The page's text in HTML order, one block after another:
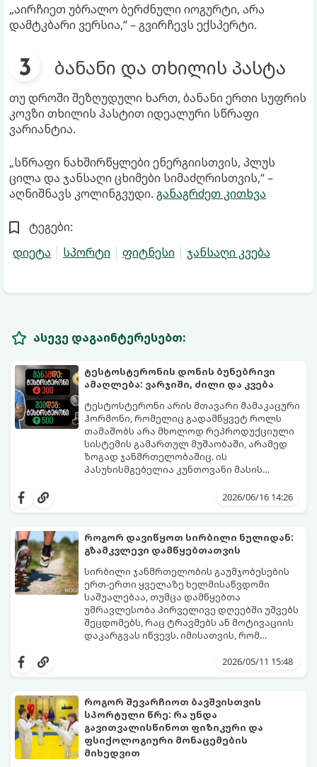
„აირჩიეთ უბრალო ბერძნული იოგურტი, არა
დამტკბარი ვერსია,“ – გვირჩევს ექსპერტი.
ბანანი და თხილის პასტა
თუ დროში შეზღუდული ხართ, ბანანი ერთი სუფრის
კოვზი თხილის პასტით იდეალური სწრაფი
ვარიანტია.
„სწრაფი ნახშირწყლები ენერგიისთვის, პლუს
ცილა და ჯანსაღი ცხიმები სიმაძღრისთვის,“ –
აღნიშნავს კოლინგვუდი. განაგრძეთ კითხვა
ტეგები:
დიეტა
სპორტი ფიტნესი ჯანსაღი კვება
ასევე დაგაინტერესებთ:
ტესტოსტერონის დონის ბუნებრივი
ამაღლება: ვარჯიში, ძილი და კვება
ტესტოსტერონი არის მთავარი მამაკაცური
ჰორმონი, რომელიც გადამწყვეტ როლს
თამაშობს არა მხოლოდ რეპროდუქციული
სისტემის გამართულ მუშაობაში, არამედ
ზოგად ჯანმრთელობაშიც. ის
პასუხისმგებელია კუნთოვანი მასის
დონეზე, გუნება-განწყობაზე,
ორგანიზმში ტესტოსტერონის დონე
თანამედროვე სტრესული ცხოვრების წესი,
არასწორი კვება და უმოძრაობა ამ პროცესს
კატასტროფულად აჩქარებს. დაბალი
ტესტოსტერონი იწვევს მუდმივ
დაღლილობას, დეპრესიას, კუნთების
განლევასა და ცხიმის დაგროვებას მუცლის
არეში.
სინთეტიკური ჰორმონალური თერაპიის
დაწყებამდე, რომელსაც ხშირად
სერიოზული გვერდითი ეფექტები აქვს,
უმჯობესია ორგანიზმს ტესტოსტერონის
გამომუშავებაში ბუნებრივი, მეცნიერულად
დადასტურებული გზებით დაეხმაროთ.
წარმოგიდგენთ ტესტოსტერონის
2026/06/16 14:26
როგორ დავიწყოთ სირბილი ნულიდან:
გზამკვლევი დამწყებთათვის
სირბილი ჯანმრთელობის გაუმჯობესების
ერთ-ერთი ყველაზე ხელმისაწვდომი
საშუალებაა, თუმცა დამწყებთა
უმრავლესობა პირველივე დღეებში უშვებს
შეცდომებს, რაც ტრავმებს ან მოტივაციის
დაკარგვას იწვევს. იმისათვის, რომ
ნაწილად იქცეს, მიჰყევით ამ ინსტრუქციას:
2026/05/11 15:48
როგორ შევარჩიოთ ბავშვისთვის
სპორტული წრე: რა უნდა
გავითვალისწინოთ ფიზიკური და
ფსიქოლოგიური მონაცემების
მიხედვით